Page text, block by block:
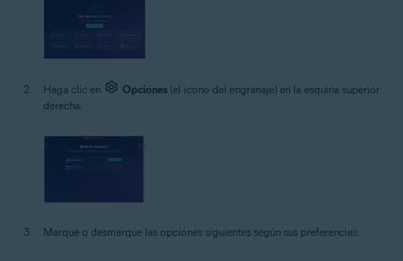
Haga clic en Opciones (el icono del engranaje) en la esquina superior
derecha.
Marque o desmarque las opciones siguientes según sus preferencias: